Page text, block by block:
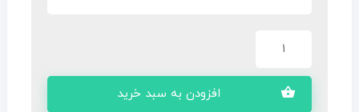
افزودن به سبد خرید